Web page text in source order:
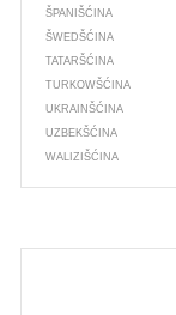
ŠPANIŠĆINA
ŠWEDŠĆINA
TATARŠĆINA
TURKOWŠĆINA
UKRAINŠĆINA
UZBEKŠĆINA
WALIZIŠĆINA